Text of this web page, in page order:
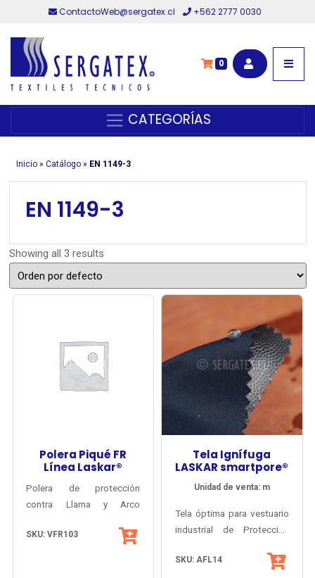
ContactoWeb@sergatex.cl +562 2777 0030
0
CATEGORÍAS
Inicio» Catálogo» EN 1149-3
EN 1149-3
Showing all 3 results
Polera Piqué FR
Línea Laskar®
Polera de protección
contra Llama y Arco
antiflama y antiestático
SKU: VFR103
Tela Ignífuga
LASKAR smartpore®
Unidad de venta: m
Tela óptima para vestuario
industrial de Protección
y Arco Eléctrico.
SKU: AFL14